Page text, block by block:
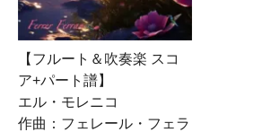
【フルート＆吹奏楽 スコ
ア+パート譜】
エル・モレニコ
作曲：フェレール・フェラ